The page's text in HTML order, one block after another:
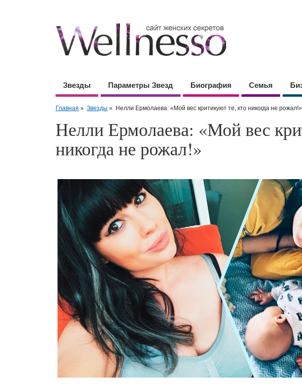
Звезды Параметры Звезд Биография Семья
Главная » Звезды » Нелли Ермолаева: «Мой вес критикуют те, кто никогда не рожал!»
Нелли Ермолаева: «Мой вес
никогда не рожал!»